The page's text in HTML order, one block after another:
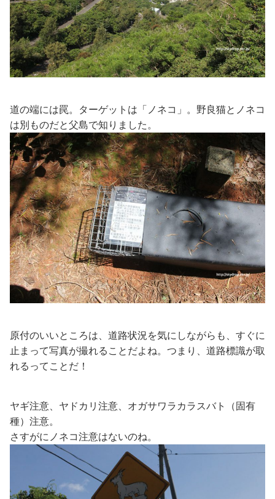
道の端には罠。ターゲットは「ノネコ」。野良猫とノネコ
は別ものだと父島で知りました。
原付のいいところは、道路状況を気にしながらも、すぐに
止まって写真が撮れることだよね。つまり、道路標識が取
れるってことだ！
ヤギ注意、ヤドカリ注意、オガサワラカラスバト（固有
種）注意。
さすがにノネコ注意はないのね。